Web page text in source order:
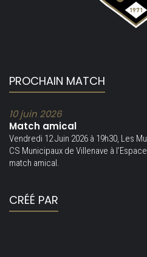
PROCHAIN MATCH
10 juin 2026
Match amical
Vendredi 12 Juin 2026 à 19h30, Les
CS Municipaux de Villenave à
match amical.
CRÉÉ PAR